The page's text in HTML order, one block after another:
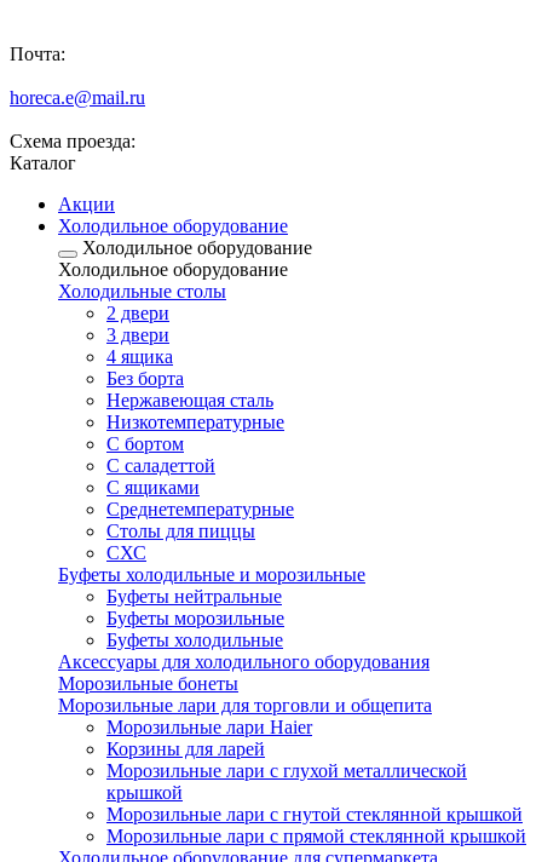
Почта:
horeca.e@mail.ru
Схема проезда:
Каталог
Акции
Холодильное оборудование
Холодильное оборудование
Холодильное оборудование
Холодильные столы
2 двери
3 двери
4 ящика
Без борта
Нержавеющая сталь
Низкотемпературные
С бортом
С саладеттой
С ящиками
Среднетемпературные
Столы для пиццы
СХС
Буфеты холодильные и морозильные
Буфеты нейтральные
Буфеты морозильные
Буфеты холодильные
Аксессуары для холодильного оборудования
Морозильные бонеты
Морозильные лари для торговли и общепита
Морозильные лари Haier
Корзины для ларей
Морозильные лари с глухой металлической
крышкой
Морозильные лари с гнутой стеклянной крышкой
Морозильные лари с прямой стеклянной крышкой
Холодильное оборудование для супермаркета